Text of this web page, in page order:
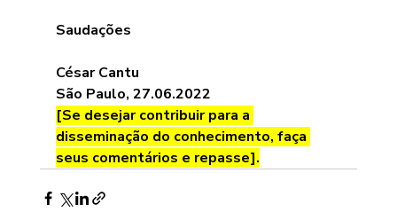
Saudações
César Cantu
São Paulo, 27.06.2022
[Se desejar contribuir para a
disseminação do conhecimento, faça
seus comentários e repasse].